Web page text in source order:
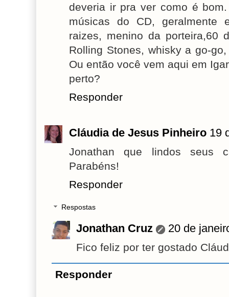
deveria ir pra ver como é
músicas do CD, geralmente
raizes, menino da porteira,60
Rolling Stones, whisky a go-
Ou então você vem aqui em
perto?
Responder
Cláudia de Jesus Pinheiro 19
Jonathan que lindos seus
Parabéns!
Responder
Respostas
Jonathan Cruz 20 de
Fico feliz por ter gostado
Responder